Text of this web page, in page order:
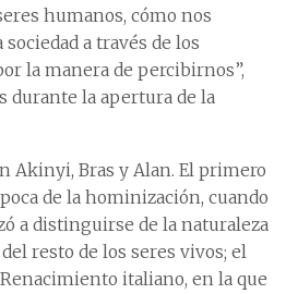
humanos, cómo nos
a través de los
la manera de percibirnos”,
durante la apertura de la
Akinyi, Bras y Alan. El primero
de la hominización, cuando
a distinguirse de la naturaleza
resto de los seres vivos; el
italiano, en la que